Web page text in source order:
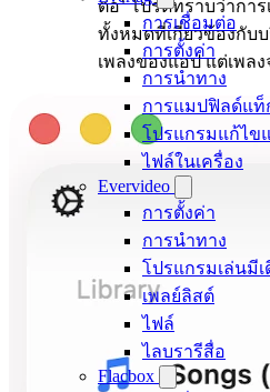
การเชื่อมต่อ
การตั้งค่า
การนำทาง
การแมปฟิลด์แท็
โปรแกรมแก้ไข
ไฟล์ในเครื่อง
Evervideo
การตั้งค่า
การนำทาง
โปรแกรมเล่นมีเ
เพลย์ลิสต์
ไฟล์
ไลบรารีสื่อ
Flacbox
ต่อ’ โปรดทราบว่ากา
ทั้งหมดที่เกี่ยวข้องกับ
เพลงของแอป แต่เพล